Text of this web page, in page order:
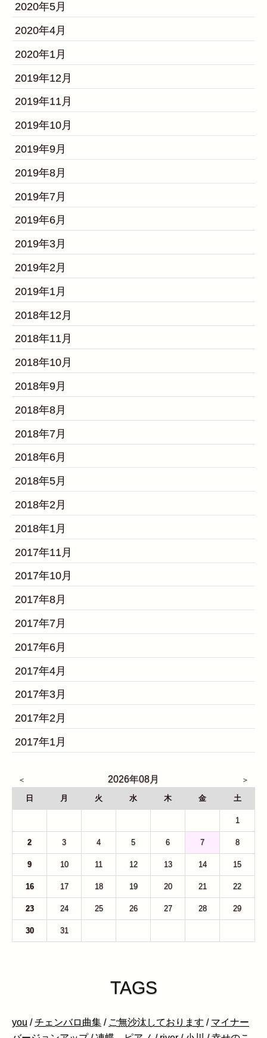
2020年5月
2020年4月
2020年1月
2019年12月
2019年11月
2019年10月
2019年9月
2019年8月
2019年7月
2019年6月
2019年3月
2019年2月
2019年1月
2018年12月
2018年11月
2018年10月
2018年9月
2018年8月
2018年7月
2018年6月
2018年5月
2018年2月
2018年1月
2017年11月
2017年10月
2017年8月
2017年7月
2017年6月
2017年4月
2017年3月
2017年2月
2017年1月
2026年08月
日 月 火 水 木 金 土
1
2 3 4 5 6 7 8
9 10 11 12 13 14 15
16 17 18 19 20 21 22
23 24 25 26 27 28 29
30 31
TAGS
you /チェンバロ曲集 / ご無沙汰しております / マイナー